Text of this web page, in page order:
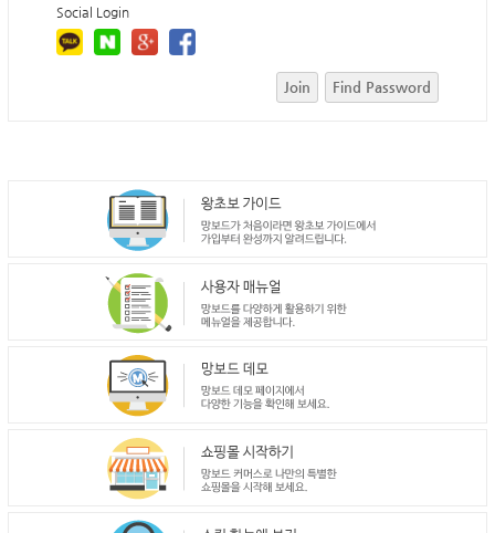
Social Login
Join Find Password